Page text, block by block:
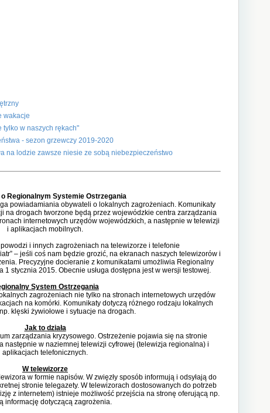
wakacje
tylko w naszych rękach"
- sezon grzewczy 2019-2020
na lodzie zawsze niesie ze sobą niebezpieczeństwo
o Regionalnym Systemie Ostrzegania
powiadamiania obywateli o lokalnych zagrożeniach. Komunikaty
na drogach tworzone będą przez wojewódzkie centra zarządzania
internetowych urzędów wojewódzkich, a następnie w telewizji
i aplikacjach mobilnych.
i innych zagrożeniach na telewizorze i telefonie
– jeśli coś nam będzie grozić, na ekranach naszych telewizorów i
Precyzyjne docieranie z komunikatami umożliwia Regionalny
1 stycznia 2015. Obecnie usługa dostępna jest w wersji testowej.
System Ostrzegania
zagrożeniach nie tylko na stronach internetowych urzędów
na komórki. Komunikaty dotyczą różnego rodzaju lokalnych
klęski żywiołowe i sytuacje na drogach.
Jak to działa
zarządzania kryzysowego. Ostrzeżenie pojawia się na stronie
następnie w naziemnej telewizji cyfrowej (telewizja regionalna) i
aplikacjach telefonicznych.
W telewizorze
w formie napisów. W zwięzły sposób informują i odsyłają do
stronie telegazety. W telewizorach dostosowanych do potrzeb
z internetem) istnieje możliwość przejścia na stronę oferującą np.
informację dotyczącą zagrożenia.